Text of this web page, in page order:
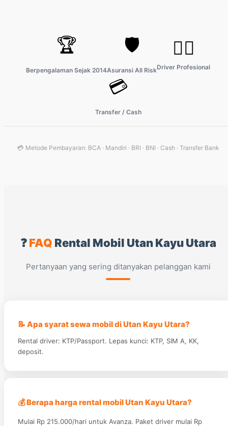
🏆
Berpengalaman Sejak 2014
🛡️
Asuransi All Risk
👨‍✈️
Driver Profesional
💳
Transfer / Cash
💳 Metode Pembayaran: BCA · Mandiri · BRI · BNI · Cash · Transfer Bank
❓FAQ Rental Mobil Utan Kayu Utara
Pertanyaan yang sering ditanyakan pelanggan kami
📝 Apa syarat sewa mobil di Utan Kayu Utara?
Rental driver: KTP/Passport. Lepas kunci: KTP, SIM A, KK,
deposit.
💰 Berapa harga rental mobil Utan Kayu Utara?
Mulai Rp 215.000/hari untuk Avanza. Paket driver mulai Rp